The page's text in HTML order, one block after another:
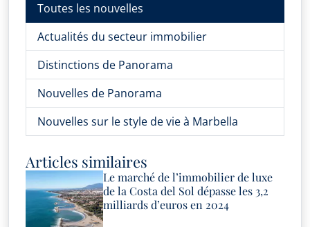
Toutes les nouvelles
Actualités du secteur immobilier
Distinctions de Panorama
Nouvelles de Panorama
Nouvelles sur le style de vie à Marbella
Articles similaires
Le marché de l’immobilier de luxe
de la Costa del Sol dépasse les 3,2
milliards d’euros en 2024